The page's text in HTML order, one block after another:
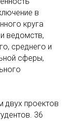
в
круга
ведомств,
среднего и
сферы,
двух проектов
36